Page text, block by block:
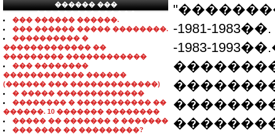
������ ���
���������������
��� ������ ������.
��� ������ ����� ��������.
���������� �
������������� ��
��������� ������������
��� ��������
������������ ������
(������ ��� �������������)
� ����� �������������
�������� � ����������� ��
������. 10 ������� ��������
����� �� ������� � �������
��� ���� �� ���������?
-1981-
-1983-